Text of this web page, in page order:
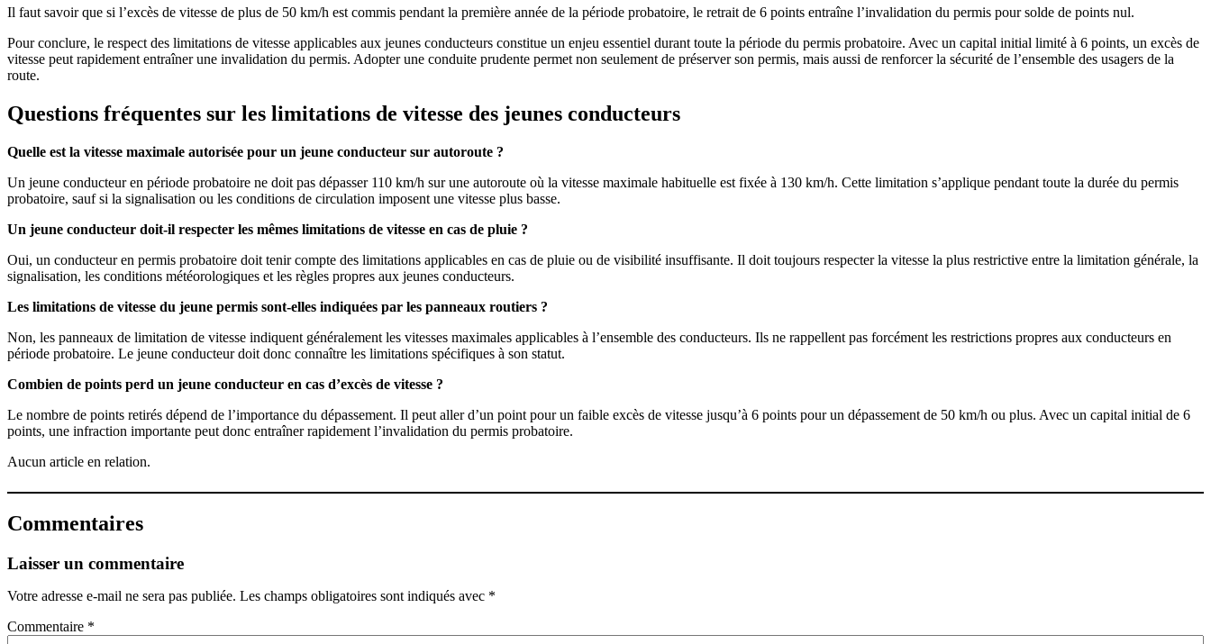
Il faut savoir que si l’excès de vitesse de plus de 50 km/h est commis pendant la première année de la période probatoire, le retrait de 6 points entraîne l’invalidation du permis pour solde de points nul.
Pour conclure, le respect des limitations de vitesse applicables aux jeunes conducteurs constitue un enjeu essentiel durant toute la période du permis probatoire. Avec un capital initial limité à 6 points, un excès de
vitesse peut rapidement entraîner une invalidation du permis. Adopter une conduite prudente permet non seulement de préserver son permis, mais aussi de renforcer la sécurité de l’ensemble des usagers de la
route.
Questions fréquentes sur les limitations de vitesse des jeunes conducteurs
Quelle est la vitesse maximale autorisée pour un jeune conducteur sur autoroute ?
Un jeune conducteur en période probatoire ne doit pas dépasser 110 km/h sur une autoroute où la vitesse maximale habituelle est fixée à 130 km/h. Cette limitation s’applique pendant toute la durée du permis
probatoire, sauf si la signalisation ou les conditions de circulation imposent une vitesse plus basse.
Un jeune conducteur doit-il respecter les mêmes limitations de vitesse en cas de pluie ?
Oui, un conducteur en permis probatoire doit tenir compte des limitations applicables en cas de pluie ou de visibilité insuffisante. Il doit toujours respecter la vitesse la plus restrictive entre la limitation générale, la
signalisation, les conditions météorologiques et les règles propres aux jeunes conducteurs.
Les limitations de vitesse du jeune permis sont-elles indiquées par les panneaux routiers ?
Non, les panneaux de limitation de vitesse indiquent généralement les vitesses maximales applicables à l’ensemble des conducteurs. Ils ne rappellent pas forcément les restrictions propres aux conducteurs en
période probatoire. Le jeune conducteur doit donc connaître les limitations spécifiques à son statut.
Combien de points perd un jeune conducteur en cas d’excès de vitesse ?
Le nombre de points retirés dépend de l’importance du dépassement. Il peut aller d’un point pour un faible excès de vitesse jusqu’à 6 points pour un dépassement de 50 km/h ou plus. Avec un capital initial de 6
points, une infraction importante peut donc entraîner rapidement l’invalidation du permis probatoire.
Aucun article en relation.
Commentaires
Laisser un commentaire
Votre adresse e-mail ne sera pas publiée. Les champs obligatoires sont indiqués avec *
Commentaire *